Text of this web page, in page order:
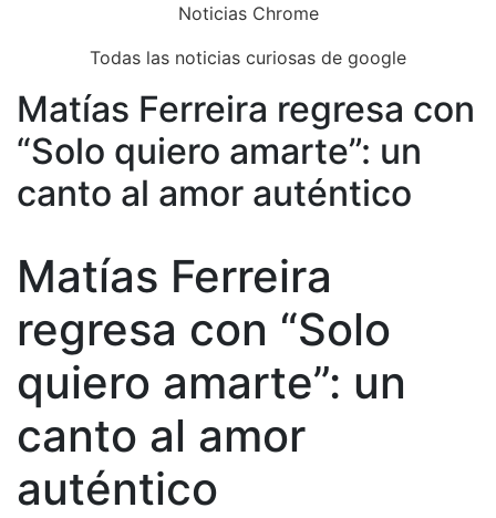
Noticias Chrome
Todas las noticias curiosas de google
Close
Menu
Matías Ferreira regresa con
“Solo quiero amarte”: un
canto al amor auténtico
Matías Ferreira
regresa con “Solo
quiero amarte”: un
canto al amor
auténtico